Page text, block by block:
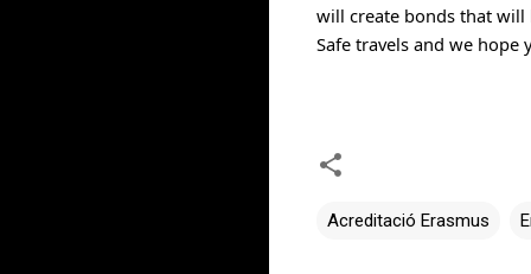
will create bonds that will
Safe travels and we hope
Acreditació Erasmus